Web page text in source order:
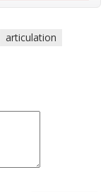
articulation